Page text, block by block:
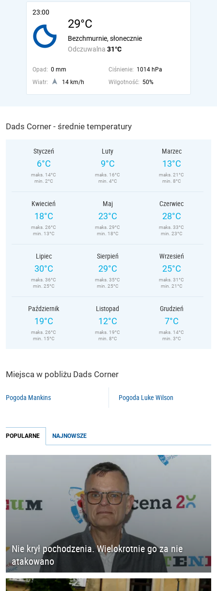
23:00
29°C
Odczuwalna 31°C
Bezchmurnie, słonecznie
Opad: 0 mm Ciśnienie: 1014 hPa
Wiatr:
14 km/h Wilgotność: 50%
Dads Corner - średnie temperatury
Styczeń
6°C
maks. 14°C
min. 2°C
Luty
9°C
maks. 16°C
min. 4°C
Marzec
13°C
maks. 21°C
min. 8°C
Kwiecień
18°C
maks. 26°C
min. 13°C
Maj
23°C
maks. 29°C
min. 18°C
Czerwiec
28°C
maks. 33°C
min. 23°C
Lipiec
30°C
maks. 36°C
min. 25°C
Sierpień
29°C
maks. 35°C
min. 25°C
Wrzesień
25°C
maks. 31°C
min. 21°C
Październik
19°C
maks. 26°C
min. 15°C
Listopad
12°C
maks. 19°C
min. 8°C
Grudzień
7°C
maks. 14°C
min. 3°C
Miejsca w pobliżu Dads Corner
Pogoda Mankins Pogoda Luke Wilson
POPULARNE NAJNOWSZE
Nie krył pochodzenia. Wielokrotnie go za nie
atakowano